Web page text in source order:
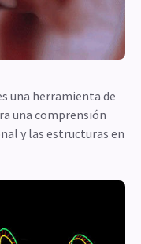
una herramienta de
una comprensión
y las estructuras en